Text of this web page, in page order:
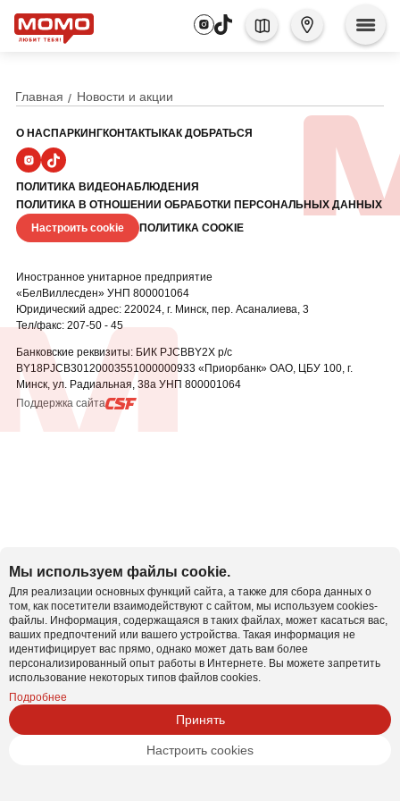
Главная Новости и акции
О НАСПАРКИНГКОНТАКТЫ КАК ДОБРАТЬСЯ
ПОЛИТИКА ВИДЕОНАБЛЮДЕНИЯ
ПОЛИТИКА В ОТНОШЕНИИ ОБРАБОТКИ ПЕРСОНАЛЬНЫХ ДАННЫХ
Настроить cookie
ПОЛИТИКА COOKIE
Иностранное унитарное предприятие
«БелВиллесден» УНП 800001064
Юридический адрес: 220024, г. Минск, пер. Асаналиева, 3
Тел/факс: 207-50 - 45
Банковские реквизиты: БИК PJCBBY2X р/с
BY18PJCB30120003551000000933 «Приорбанк» ОАО, ЦБУ 100, г.
Минск, ул. Радиальная, 38а УНП 800001064
Поддержка сайта
Мы используем файлы cookie.
Для реализации основных функций сайта, а также для сбора данных о
том, как посетители взаимодействуют с сайтом, мы используем cookies-
файлы. Информация, содержащаяся в таких файлах, может касаться вас,
ваших предпочтений или вашего устройства. Такая информация не
идентифицирует вас прямо, однако может дать вам более
персонализированный опыт работы в Интернете. Вы можете запретить
использование некоторых типов файлов cookies.
Подробнее
Принять
Настроить cookies